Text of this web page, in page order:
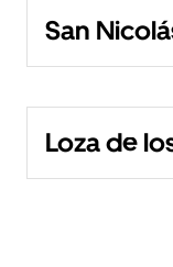
San
Loza de